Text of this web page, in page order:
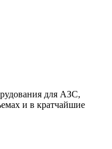
для АЗС,
и в кратчайшие